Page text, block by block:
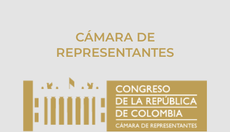
CÁMARA DE
REPRESENTANTES